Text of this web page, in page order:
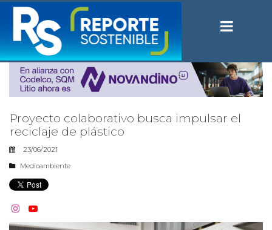
Proyecto colaborativo busca impulsar el
reciclaje de plástico
23/06/2021
Medioambiente
 